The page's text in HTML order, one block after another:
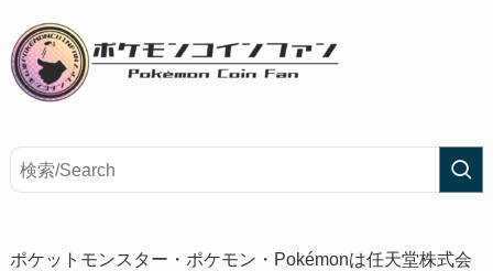
ポケットモンスター・ポケモン・Pokémonは任天堂株式会